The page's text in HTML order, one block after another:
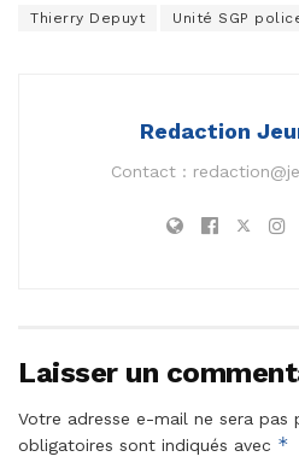
Thierry Depuyt Unité SGP
Redaction
Contact :
Laisser un
Votre adresse e-mail ne sera pas
obligatoires sont indiqués avec *